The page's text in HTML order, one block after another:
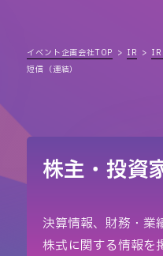
イベント企画会社TOP IR IR
短信（連結）
株主・投資
決算情報、財務・業
株式に関する情報を